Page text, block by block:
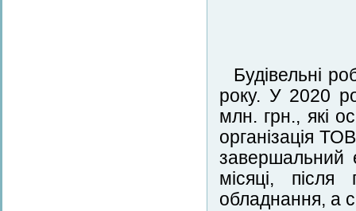
Будівельні
року. У 2020
млн. грн., які
організація
завершальний
місяці,
обладнання, а